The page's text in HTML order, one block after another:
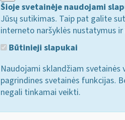
Šioje svetainėje naudojami
Jūsų sutikimas. Taip pat galite
interneto naršyklės nustatymus
Būtinieji slapukai
Naudojami sklandžiam svetainės
pagrindines svetainės funkcijas.
negali tinkamai veikti.